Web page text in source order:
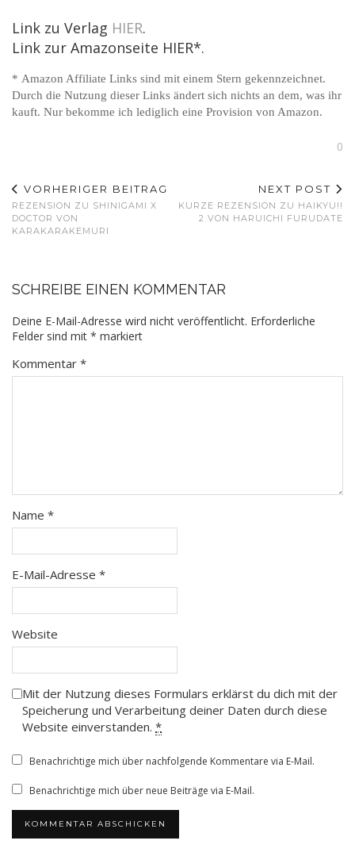
Link zu Verlag HIER.
Link zur Amazonseite HIER*.
* Amazon Affiliate Links sind mit einem Stern gekennzeichnet.
Durch die Nutzung dieser Links ändert sich nichts an dem, was ihr
kauft. Nur bekomme ich lediglich eine Provision von Amazon.
0
VORHERIGER BEITRAG
REZENSION ZU SHINIGAMI X
DOCTOR VON
KARAKARAKEMURI
NEXT POST
KURZE REZENSION ZU HAIKYU!!
2 VON HARUICHI FURUDATE
SCHREIBE EINEN KOMMENTAR
Deine E-Mail-Adresse wird nicht veröffentlicht. Erforderliche
Felder sind mit * markiert
Kommentar *
Name *
E-Mail-Adresse *
Website
Mit der Nutzung dieses Formulars erklärst du dich mit der
Speicherung und Verarbeitung deiner Daten durch diese
Website einverstanden. *
Benachrichtige mich über nachfolgende Kommentare via E-Mail.
Benachrichtige mich über neue Beiträge via E-Mail.